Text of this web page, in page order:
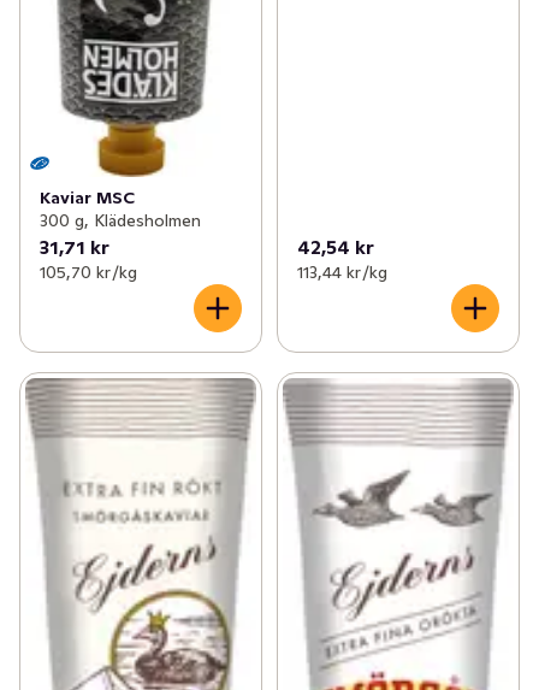
Kaviar MSC
300 g, Klädesholmen
31,71 kr
105,70 kr /kg
42,54 kr
113,44 kr /kg